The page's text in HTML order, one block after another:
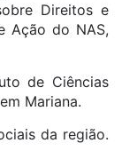
Direitos e
Ação do NAS,
de Ciências
Mariana.
da região.